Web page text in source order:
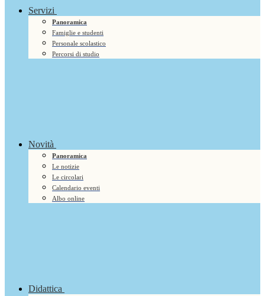
Servizi
Panoramica
Famiglie e studenti
Personale scolastico
Percorsi di studio
Novità
Panoramica
Le notizie
Le circolari
Calendario eventi
Albo online
Didattica